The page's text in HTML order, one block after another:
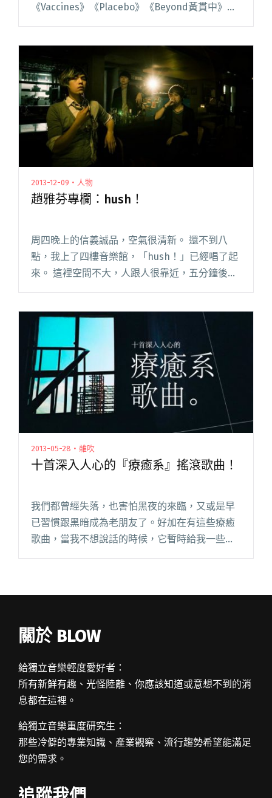
《Vaccines》《Placebo》《Beyond黃貫中》台
全文 "hush! 當嘉賓 先知瑪莉最終場留給香港樂
迷"
2013-12-09・人物
趙雅芬專欄：hush！
周四晚上的信義誠品，空氣很清新。 還不到八
點，我上了四樓音樂館，「hush！」已經唱了起
來。 這裡空間不大，人跟人很靠近，五分鐘後，
主唱 Hush 開口說話：「等一下八點我們會正式
是一個有趣的狀況閱讀全文 "趙雅芬專欄：
hush！"
2013-05-28・雜吹
十首深入人心的『療癒系』搖滾歌曲！
我們都曾經失落，也害怕黑夜的來臨，又或是早
已習慣跟黑暗成為老朋友了。好加在有這些療癒
歌曲，當我不想說話的時候，它暫時給我一些安
寧，有人說這時代的信仰是音樂，而你也深信不
關於 BLOW
給獨立音樂輕度愛好者：
所有新鮮有趣、光怪陸離、你應該知道或意想不到的消
息都在這裡。
給獨立音樂重度研究生：
那些冷僻的專業知識、產業觀察、流行趨勢希望能滿足
您的需求。